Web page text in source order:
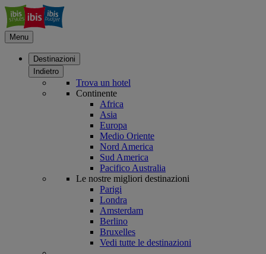
Menu
Destinazioni
Indietro
Trova un hotel
Continente
Africa
Asia
Europa
Medio Oriente
Nord America
Sud America
Pacifico Australia
Le nostre migliori destinazioni
Parigi
Londra
Amsterdam
Berlino
Bruxelles
Vedi tutte le destinazioni